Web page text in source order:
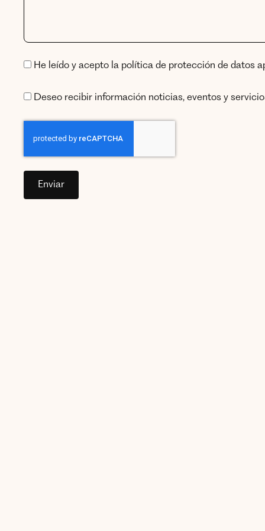
He leído y acepto la política de protección de datos
Deseo recibir información noticias, eventos y
Enviar